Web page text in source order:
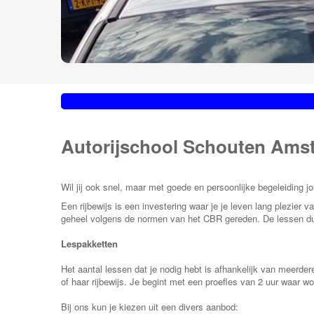
Autorijschool Schouten
Wil jij ook snel, maar met goede en persoonlijke begeleiding
Een rijbewijs is een investering waar je je leven lang plezier
geheel volgens de normen van het CBR gereden. De lessen
Lespakketten
Het aantal lessen dat je nodig hebt is afhankelijk van
of haar rijbewijs. Je begint met een proefles van 2 uur waar
Bij ons kun je kiezen uit een divers aanbod: